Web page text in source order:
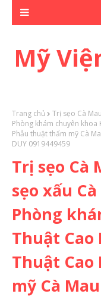
Mỹ
Trang chủ
Trị sẹo Cà
Phòng khám chuyên khoa
Phẫu thuật thẩm mỹ Cà
DUY 0919449459
Trị sẹo Cà
sẹo xấu
Phòng
Thuật Cao
Thuật
mỹ Cà